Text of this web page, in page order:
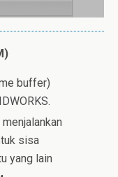
buffer)
sisa
yang lain